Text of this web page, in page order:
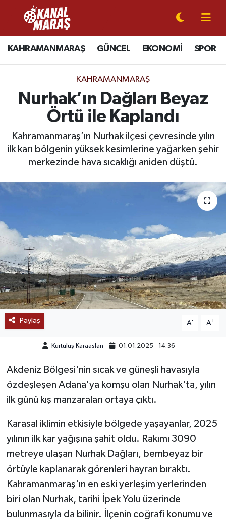
KAHRAMANMARAŞ GÜNCEL EKONOMİ SPOR
KAHRAMANMARAŞ
Nurhak’ın Dağları Beyaz
Örtü ile Kaplandı
Kahramanmaraş’ın Nurhak ilçesi çevresinde yılın
ilk karı bölgenin yüksek kesimlerine yağarken şehir
merkezinde hava sıcaklığı aniden düştü.
Paylaş A- A+
Kurtuluş Karaaslan 01.01.2025 - 14:36
Akdeniz Bölgesi'nin sıcak ve güneşli havasıyla
özdeşleşen Adana'ya komşu olan Nurhak'ta, yılın
ilk günü kış manzaraları ortaya çıktı.
Karasal iklimin etkisiyle bölgede yaşayanlar, 2025
yılının ilk kar yağışına şahit oldu. Rakımı 3090
metreye ulaşan Nurhak Dağları, bembeyaz bir
örtüyle kaplanarak görenleri hayran bıraktı.
Kahramanmaraş'ın en eski yerleşim yerlerinden
biri olan Nurhak, tarihi İpek Yolu üzerinde
bulunmasıyla da bilinir. İlçenin coğrafi konumu ve
CANLI YAYIN
KAHRAMANMARAŞ
SPOR
SİYASET
EKONOMİ
SAĞLIK
EĞİTİM
BÖLGE
KEŞFET
POPÜLER
DÜNYA
TREND
MEDYA
OTOMOTİV
TEKNOLOJİ
YAŞAM
Kahramanmaraş Nöbetçi Eczaneler
Kahramanmaraş Hava Durumu
Kahramanmaraş Trafik Yoğunluk Haritası
Süper Lig Puan Durumu ve Fikstür
Tüm Manşetler
Son Dakika Haberleri